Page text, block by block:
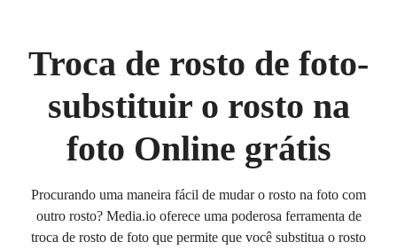
Troca de rosto de foto-
substituir o rosto na
foto Online grátis
Procurando uma maneira fácil de mudar o rosto na foto com
outro rosto? Media.io oferece uma poderosa ferramenta de
troca de rosto de foto que permite que você substitua o rosto